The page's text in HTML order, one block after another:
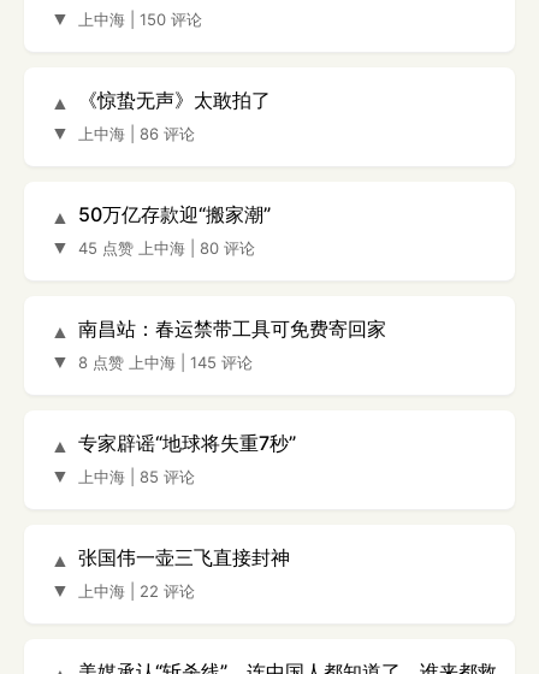
▼
上中海 150 评论
▲
▼
《惊蛰无声》太敢拍了
上中海 86 评论
▲
▼
50万亿存款迎“搬家潮”
45 点赞 上中海 80 评论
▲
▼
南昌站：春运禁带工具可免费寄回家
8 点赞 上中海 145 评论
▲
▼
专家辟谣“地球将失重7秒”
上中海 85 评论
▲
▼
张国伟一壶三飞直接封神
上中海 22 评论